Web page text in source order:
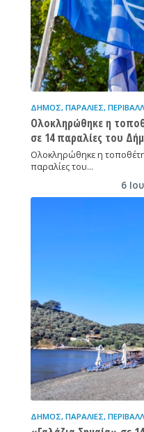
ΔΉΜΟΣ, ΠΑΡΑΛΊΕΣ,
Ολοκληρώθηκε η
σε 14 παραλίες του
Ολοκληρώθηκε η
παραλίες του…
6
ΔΉΜΟΣ, ΠΑΡΑΛΊΕΣ,